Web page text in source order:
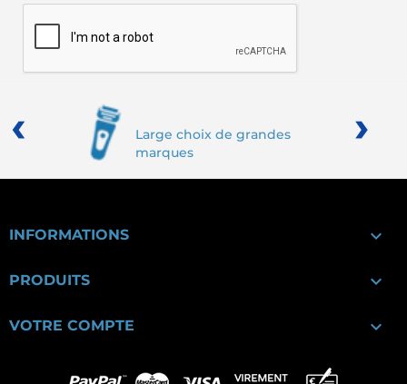
Large choix de grandes
marques
‹ ›
INFORMATIONS 
PRODUITS 
VOTRE COMPTE 